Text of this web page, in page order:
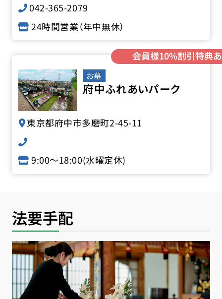
042-365-2079
24時間営業（年中無休）
お墓
会員様10%割引特典
府中ふれあいパーク
東京都府中市多磨町2-45-11
9:00〜18:00(水曜定休)
法要手配